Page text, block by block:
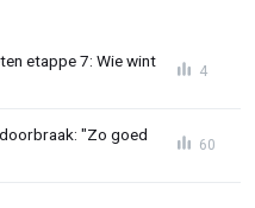
etappe 7: Wie wint
4
"Zo goed
60